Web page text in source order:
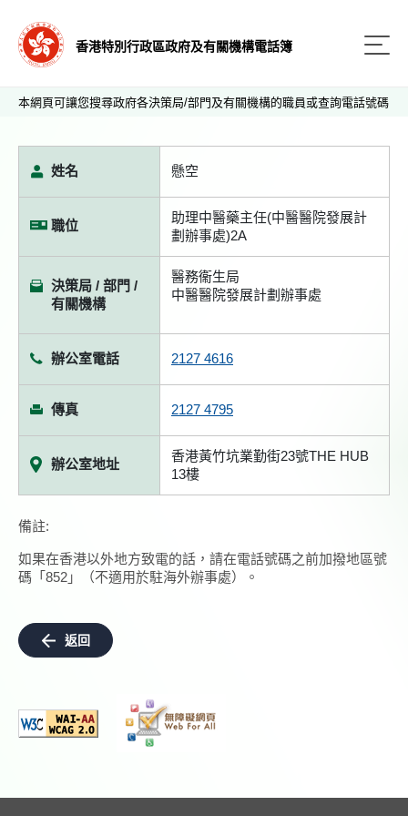
香港特別行政區政府及有關機構電話簿
本網頁可讓您搜尋政府各決策局/部門及有關機構的職員或查詢電話號碼
姓名 懸空
職位
助理中醫藥主任(中醫醫院發展計
劃辦事處)2A
決策局 / 部門 /
有關機構
醫務衞生局
中醫醫院發展計劃辦事處
辦公室電話 2127 4616
傳真 2127 4795
辦公室地址
香港黃竹坑業勤街23號THE HUB
13樓
備註:
如果在香港以外地方致電的話，請在電話號碼之前加撥地區號
碼「852」（不適用於駐海外辦事處）。
返回